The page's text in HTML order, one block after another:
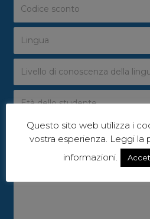
Questo sito web utilizza i
vostra esperienza. Leggi la
informazioni.